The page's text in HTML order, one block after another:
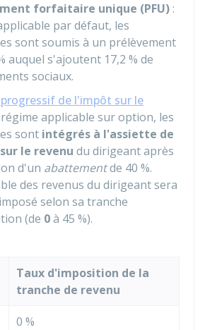
forfaitaire unique (PFU) :
par défaut, les
sont soumis à un prélèvement
auquel s'ajoutent 17,2 % de
sociaux.
de l'impôt sur le
régime applicable sur option, les
sont intégrés à l'assiette de
le revenu du dirigeant après
d'un abattementde 40 %.
des revenus du dirigeant sera
selon sa tranche
(de 0à 45 %).
Taux d'imposition de la
tranche de revenu
0 %